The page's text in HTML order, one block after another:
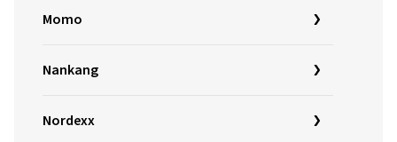
Momo
Nankang
Nordexx